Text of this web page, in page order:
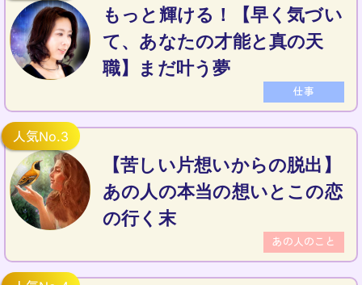
仕事
もっと輝ける！【早く気づい
て、あなたの才能と真の天
職】まだ叶う夢
あの人のこと
【苦しい片想いからの脱出】
あの人の本当の想いとこの恋
の行く末